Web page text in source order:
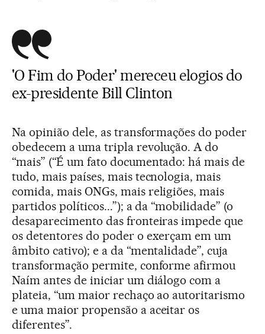
'O Fim do Poder' mereceu elogios do
ex-presidente Bill Clinton
Na opinião dele, as transformações do poder
obedecem a uma tripla revolução. A do
“mais” (“É um fato documentado: há mais de
tudo, mais países, mais tecnologia, mais
comida, mais ONGs, mais religiões, mais
partidos políticos...”); a da “mobilidade” (o
desaparecimento das fronteiras impede que
os detentores do poder o exerçam em um
âmbito cativo); e a da “mentalidade”, cuja
transformação permite, conforme afirmou
Naím antes de iniciar um diálogo com a
plateia, “um maior rechaço ao autoritarismo
e uma maior propensão a aceitar os
diferentes”.